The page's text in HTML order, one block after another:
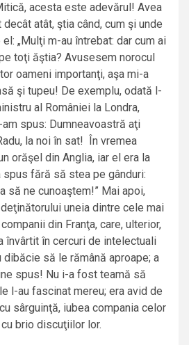
acesta este adevărul! Avea
atât, ştia când, cum şi unde
„Mulţi m-au întrebat: dar cum ai
toţi ăştia? Avusesem norocul
oameni importanţi, aşa mi-a
şi tupeu! De exemplu, odată l-
al României la Londra,
spus: Dumneavoastră aţi
la noi în sat! În vremea
orăşel din Anglia, iar el era la
spus fără să stea pe gânduri:
să ne cunoaştem!” Mai apoi,
uneia dintre cele mai
din Franţa, care, ulterior,
învârtit în cercuri de intelectuali
să le rămână aproape; a
spus! Nu i-a fost teamă să
l-au fascinat mereu; era avid de
sârguinţă, iubea compania celor
brio discuţiilor lor.